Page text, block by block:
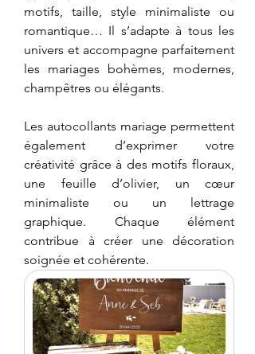
motifs, taille, style minimaliste ou
romantique… Il s’adapte à tous les
univers et accompagne parfaitement
les mariages bohèmes, modernes,
champêtres ou élégants.
Les autocollants mariage permettent
également d’exprimer votre
créativité grâce à des motifs floraux,
une feuille d’olivier, un cœur
minimaliste ou un lettrage
graphique. Chaque élément
contribue à créer une décoration
soignée et cohérente.